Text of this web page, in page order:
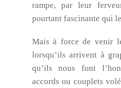
rampe, par leur
pourtant fascinante qui
Mais à force de venir
lorsqu’ils arrivent à
qu’ils nous font
accords ou couplets